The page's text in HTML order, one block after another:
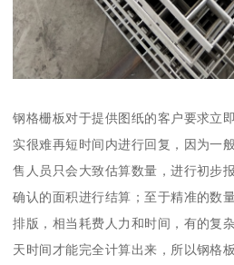
钢格栅板对于提供图纸的客户要求立
实很难再短时间内进行回复，因为一
售人员只会大致估算数量，进行初步
确认的面积进行结算；至于精准的数
排版，相当耗费人力和时间，有的复
天时间才能完全计算出来，所以钢格